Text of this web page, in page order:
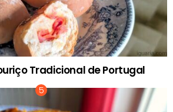
Tradicional de Portugal